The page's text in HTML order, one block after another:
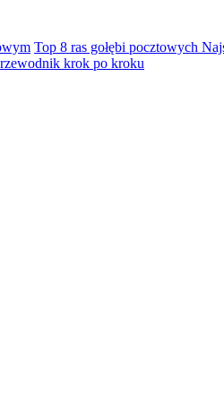
Top 8 ras gołębi pocztowych
krok po kroku